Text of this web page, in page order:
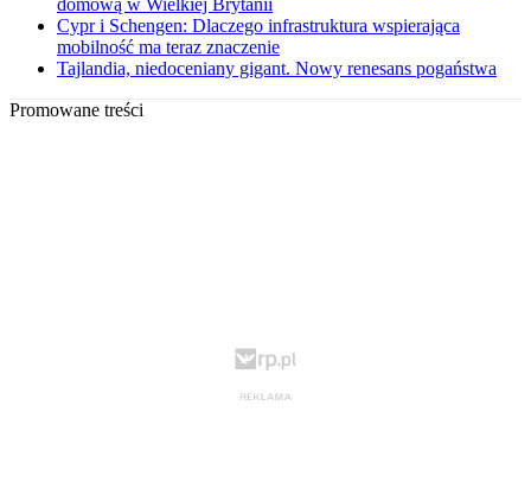
domową w Wielkiej Brytanii
Cypr i Schengen: Dlaczego infrastruktura wspierająca
mobilność ma teraz znaczenie
Tajlandia, niedoceniany gigant. Nowy renesans pogaństwa
Promowane treści